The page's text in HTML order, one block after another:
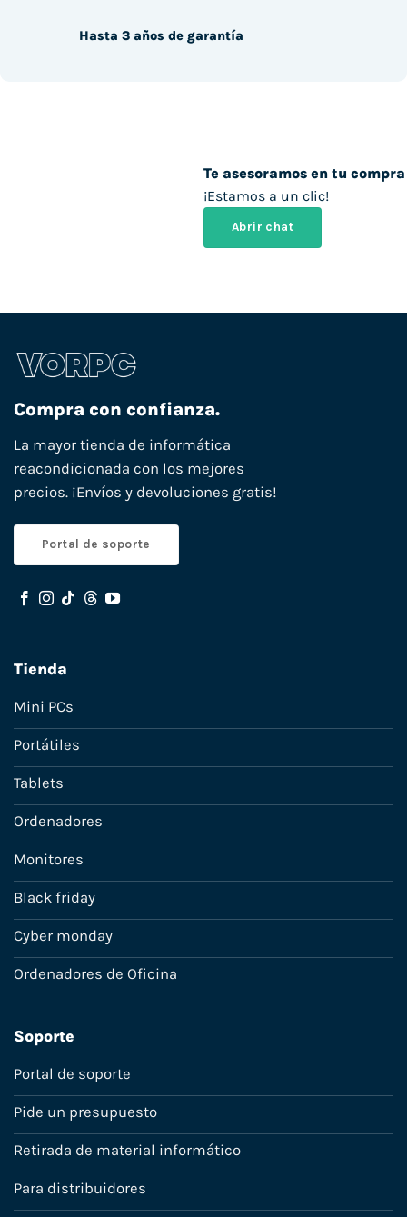
Te asesoramos en tu compra
¡Estamos a un clic!
Abrir chat
Hasta 3 años de garantía
Compra con confianza.
La mayor tienda de informática
reacondicionada con los mejores
precios. ¡Envíos y devoluciones gratis!
Portal de soporte
Tienda
Mini PCs
Portátiles
Tablets
Ordenadores
Monitores
Black friday
Cyber monday
Ordenadores de Oficina
Soporte
Portal de soporte
Pide un presupuesto
Retirada de material informático
Para distribuidores